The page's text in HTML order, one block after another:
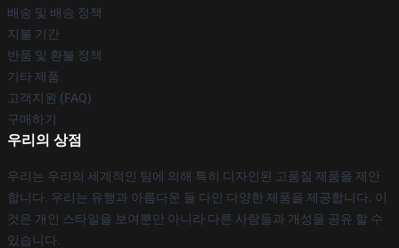
배송 및 배송 정책
지불 기간
반품 및 환불 정책
기타 제품
고객지원 (FAQ)
구매하기
우리의 상점
우리는 우리의 세계적인 팀에 의해 특히 디자인된 고품질 제품을 제안
합니다. 우리는 유행과 아름다운 둘 다인 다양한 제품을 제공합니다. 이
것은 개인 스타일을 보여뿐만 아니라 다른 사람들과 개성을 공유 할 수
있습니다.